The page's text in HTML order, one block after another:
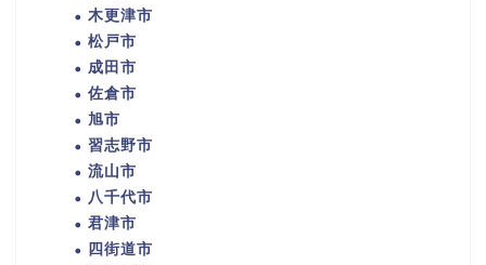
木更津市
松戸市
成田市
佐倉市
旭市
習志野市
流山市
八千代市
君津市
四街道市